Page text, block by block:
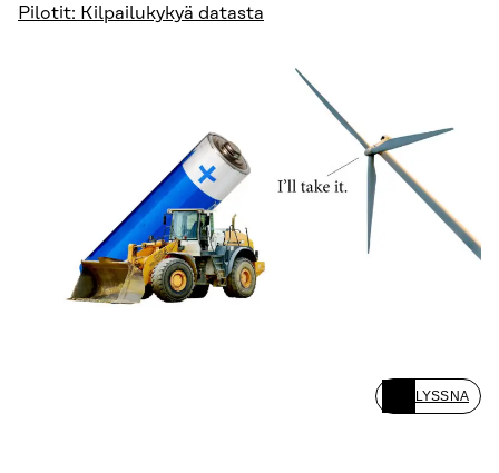
Pilotit: Kilpailukykyä datasta
LYSSNA